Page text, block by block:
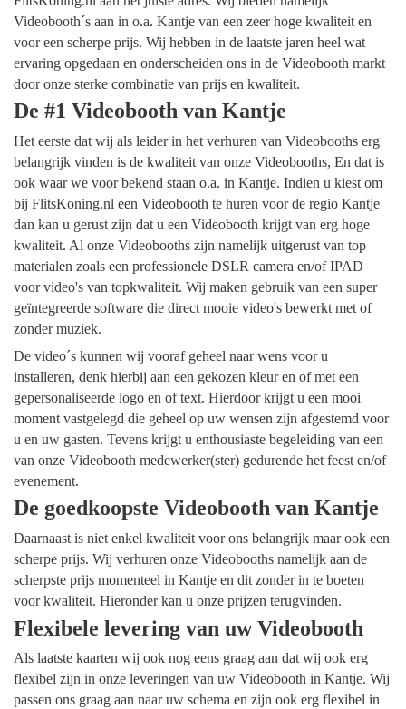
Videobooth´s aan in o.a. Kantje van een zeer hoge kwaliteit en
voor een scherpe prijs. Wij hebben in de laatste jaren heel wat
ervaring opgedaan en onderscheiden ons in de Videobooth markt
door onze sterke combinatie van prijs en kwaliteit.
De #1 Videobooth van Kantje
Het eerste dat wij als leider in het verhuren van Videobooths erg
belangrijk vinden is de kwaliteit van onze Videobooths, En dat is
ook waar we voor bekend staan o.a. in Kantje. Indien u kiest om
bij FlitsKoning.nl een Videobooth te huren voor de regio Kantje
dan kan u gerust zijn dat u een Videobooth krijgt van erg hoge
kwaliteit. Al onze Videobooths zijn namelijk uitgerust van top
materialen zoals een professionele DSLR camera en/of IPAD
voor video's van topkwaliteit. Wij maken gebruik van een super
geïntegreerde software die direct mooie video's bewerkt met of
zonder muziek.
De video´s kunnen wij vooraf geheel naar wens voor u
installeren, denk hierbij aan een gekozen kleur en of met een
gepersonaliseerde logo en of text. Hierdoor krijgt u een mooi
moment vastgelegd die geheel op uw wensen zijn afgestemd voor
u en uw gasten. Tevens krijgt u enthousiaste begeleiding van een
van onze Videobooth medewerker(ster) gedurende het feest en/of
evenement.
De goedkoopste Videobooth van Kantje
Daarnaast is niet enkel kwaliteit voor ons belangrijk maar ook een
scherpe prijs. Wij verhuren onze Videobooths namelijk aan de
scherpste prijs momenteel in Kantje en dit zonder in te boeten
voor kwaliteit. Hieronder kan u onze prijzen terugvinden.
Flexibele levering van uw Videobooth
Als laatste kaarten wij ook nog eens graag aan dat wij ook erg
flexibel zijn in onze leveringen van uw Videobooth in Kantje. Wij
passen ons graag aan naar uw schema en zijn ook erg flexibel in